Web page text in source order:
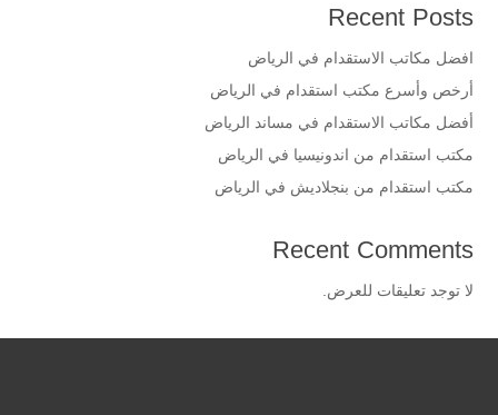
Recent Posts
افضل مكاتب الاستقدام في الرياض
أرخص وأسرع مكتب استقدام في الرياض
أفضل مكاتب الاستقدام في مساند الرياض
مكتب استقدام من اندونيسيا في الرياض
مكتب استقدام من بنجلاديش في الرياض
Recent Comments
لا توجد تعليقات للعرض.